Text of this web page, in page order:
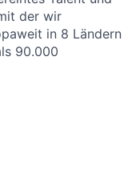
der wir
in 8 Ländern
90.000